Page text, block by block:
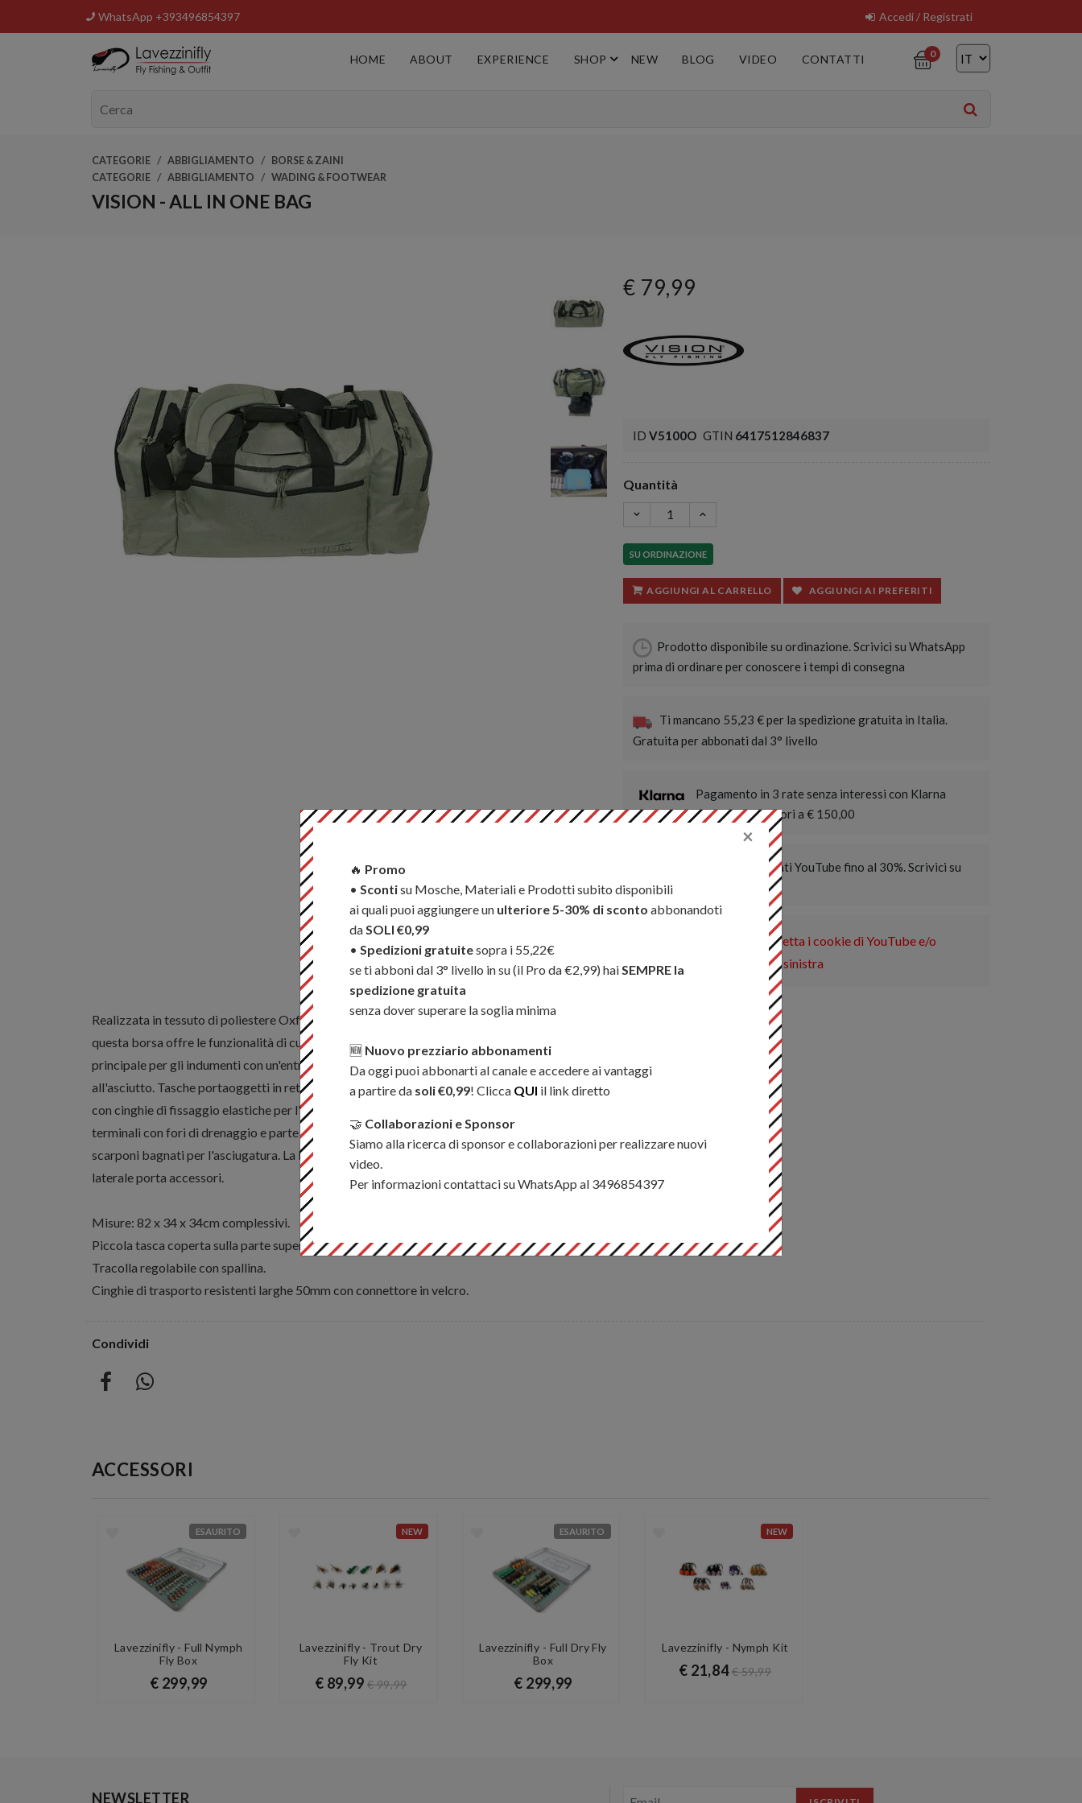
WhatsApp +393496854397 Accedi / Registrati
HOME ABOUT EXPERIENCE SHOP NEW BLOG VIDEO CONTATTI 0
CATEGORIE ABBIGLIAMENTO
BORSE & ZAINI
CATEGORIE
ABBIGLIAMENTO WADING & FOOTWEAR
VISION - ALL IN ONE BAG
€ 79,99
IDV5100O GTIN 6417512846837
Quantità
SU ORDINAZIONE
AGGIUNGI AL CARRELLO AGGIUNGI AI PREFERITI
Prodotto disponibile su ordinazione. Scrivici su WhatsApp
prima di ordinare per conoscere i tempi di consegna
Ti mancano 55,23 € per la spedizione gratuita in Italia.
Gratuita per abbonati dal 3° livello
Pagamento in 3 rate senza interessi con Klarna
disponibile per ordini superiori a € 150,00
Sconti extra per abbonati YouTube fino al 30%. Scrivici su
WhatsApp
Per visualizzare i video, accetta i cookie di YouTube e/o
Vimeo cliccando in basso a sinistra
Realizzata in tessuto di poliestere Oxford 600 denari resistente e durevole,
questa borsa offre le funzionalità di cui hai bisogno. Ha un ampio scomparto
principale per gli indumenti con un'entrata con cerniera a forma di U per riporli
all'asciutto. Tasche portaoggetti in rete all'interno dello scomparto principale
con cinghie di fissaggio elastiche per l'attrezzatura. Due ampi scomparti
terminali con fori di drenaggio e parte superiore in rete contengono waders e
scarponi bagnati per l'asciugatura. La borsa è inoltre dotata di un'ampia tasca
laterale porta accessori.
Misure: 82 x 34 x 34cm complessivi.
Piccola tasca coperta sulla parte superiore per i documenti.
Tracolla regolabile con spallina.
Cinghie di trasporto resistenti larghe 50mm con connettore in velcro.
Condividi
ACCESSORI
ESAURITO
Lavezzinifly - Full Nymph
Fly Box
€ 299,99
NEW
Lavezzinifly - Trout Dry
Fly Kit
€ 89,99 € 99,99
ESAURITO
Lavezzinifly - Full Dry Fly
Box
€ 299,99
NEW
Lavezzinifly - Nymph Kit
€ 21,84€ 59,99
NEWSLETTER
×
🔥 Promo
• Scontisu Mosche, Materiali e Prodotti subito disponibili
ai quali puoi aggiungere un ulteriore 5-30% di sconto abbonandoti
da SOLI €0,99
• Spedizioni gratuitesopra i 55,22€
se ti abboni dal 3° livello in su (il Pro da €2,99) hai SEMPRE la
spedizione gratuita
senza dover superare la soglia minima
🆕 Nuovo prezziario abbonamenti
Da oggi puoi abbonarti al canale e accedere ai vantaggi
a partire da soli €0,99! Clicca QUI il link diretto
🤝 Collaborazioni e Sponsor
Siamo alla ricerca di sponsor e collaborazioni per realizzare nuovi
video.
Per informazioni contattaci su WhatsApp al 3496854397